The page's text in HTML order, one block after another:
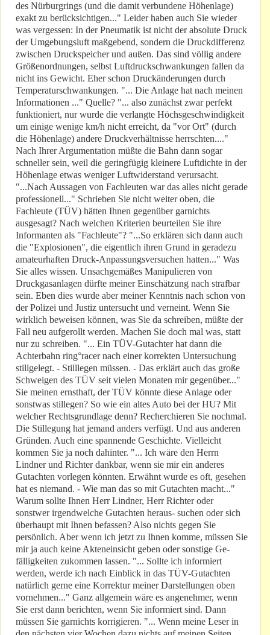
des Nürburgrings (und die damit verbundene Höhenlage)
exakt zu berücksichtigen..." Leider haben auch Sie wieder
was vergessen: In der Pneumatik ist nicht der absolute Druck
der Umgebungsluft maßgebend, sondern die Druckdifferenz
zwischen Druckspeicher und außen. Das sind völlig andere
Größenordnungen, selbst Luftdruckschwankungen fallen da
nicht ins Gewicht. Eher schon Druckänderungen durch
Temperaturschwankungen. "... Die Anlage hat nach meinen
Informationen ..." Quelle? "... also zunächst zwar perfekt
funktioniert, nur wurde die verlangte Höchsgeschwindigkeit
um einige wenige km/h nicht erreicht, da "vor Ort" (durch
die Höhenlage) andere Druckverhältnisse herrschten...."
Nach Ihrer Argumentation müßte die Bahn dann sogar
schneller sein, weil die geringfügig kleinere Luftdichte in der
Höhenlage etwas weniger Luftwiderstand verursacht.
"...Nach Aussagen von Fachleuten war das alles nicht gerade
professionell..." Schrieben Sie nicht weiter oben, die
Fachleute (TÜV) hätten Ihnen gegenüber garnichts
ausgesagt? Nach welchen Kriterien beurteilen Sie ihre
Informanten als "Fachleute"? "...So erklären sich dann auch
die "Explosionen", die eigentlich ihren Grund in geradezu
amateurhaften Druck-Anpassungsversuchen hatten..." Was
Sie alles wissen. Unsachgemäßes Manipulieren von
Druckgasanlagen dürfte meiner Einschätzung nach strafbar
sein. Eben dies wurde aber meiner Kenntnis nach schon von
der Polizei und Justiz untersucht und verneint. Wenn Sie
wirklich beweisen können, was Sie da schreiben, müßte der
Fall neu aufgerollt werden. Machen Sie doch mal was, statt
nur zu schreiben. "... Ein TÜV-Gutachter hat dann die
Achterbahn ring°racer nach einer korrekten Untersuchung
stillgelegt. - Stilllegen müssen. - Das erklärt auch das große
Schweigen des TÜV seit vielen Monaten mir gegenüber..."
Sie meinen ernsthaft, der TÜV könnte diese Anlage oder
sonstwas stillegen? So wie ein altes Auto bei der HU? Mit
welcher Rechtsgrundlage denn? Recherchieren Sie nochmal.
Die Stillegung hat jemand anders verfügt. Und aus anderen
Gründen. Auch eine spannende Geschichte. Vielleicht
kommen Sie ja noch dahinter. "... Ich wäre den Herrn
Lindner und Richter dankbar, wenn sie mir ein anderes
Gutachten vorlegen könnten. Erwähnt wurde es oft, gesehen
hat es niemand. - Wie man das so mit Gutachten macht..."
Warum sollte Ihnen Herr Lindner, Herr Richter oder
sonstwer irgendwelche Gutachten heraus- suchen oder sich
überhaupt mit Ihnen befassen? Also nichts gegen Sie
persönlich. Aber wenn ich jetzt zu Ihnen komme, müssen Sie
mir ja auch keine Akteneinsicht geben oder sonstige Ge-
fälligkeiten zukommen lassen. "... Sollte ich informiert
werden, werde ich nach Einblick in das TÜV-Gutachten
natürlich gerne eine Korrektur meiner Darstellungen oben
vornehmen..." Ganz allgemein wäre es angenehmer, wenn
Sie erst dann berichten, wenn Sie informiert sind. Dann
müssen Sie garnichts korrigieren. "... Wenn meine Leser in